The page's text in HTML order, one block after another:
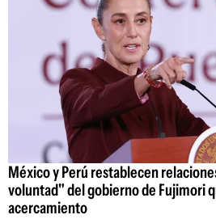
México y Perú restablecen
voluntad" del gobierno de Fujimori
acercamiento